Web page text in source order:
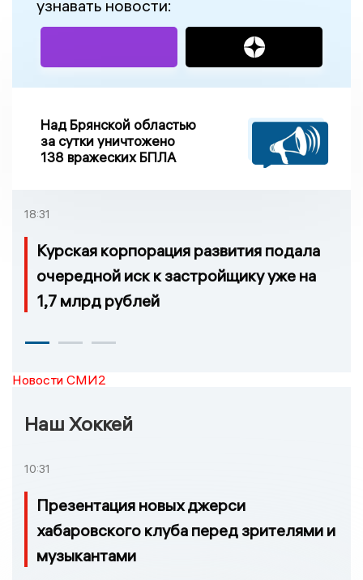
узнавать новости:
Над Брянской областью
за сутки уничтожено
138 вражеских БПЛА
18:31
Курская корпорация развития подала
очередной иск к застройщику уже на
1,7 млрд рублей
Новости СМИ2
Наш Хоккей
10:31
Презентация новых джерси
хабаровского клуба перед зрителями и
музыкантами